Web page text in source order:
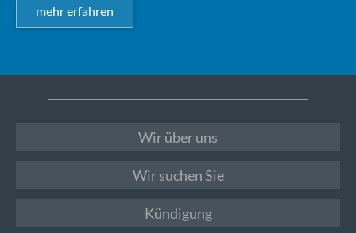
mehr erfahren
Wir über uns
Wir suchen Sie
Kündigung